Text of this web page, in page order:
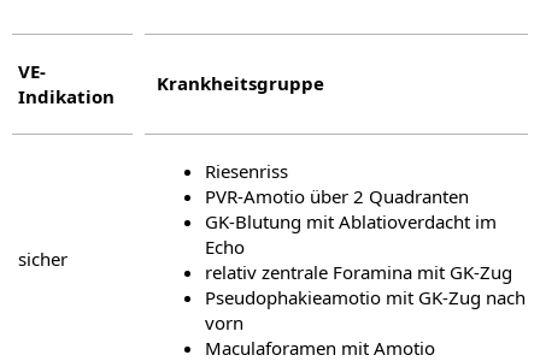
VE-
Indikation
Krankheitsgruppe
sicher
Riesenriss
PVR-Amotio über 2 Quadranten
GK-Blutung mit Ablatioverdacht im
Echo
relativ zentrale Foramina mit GK-Zug
Pseudophakieamotio mit GK-Zug nach
vorn
Maculaforamen mit Amotio